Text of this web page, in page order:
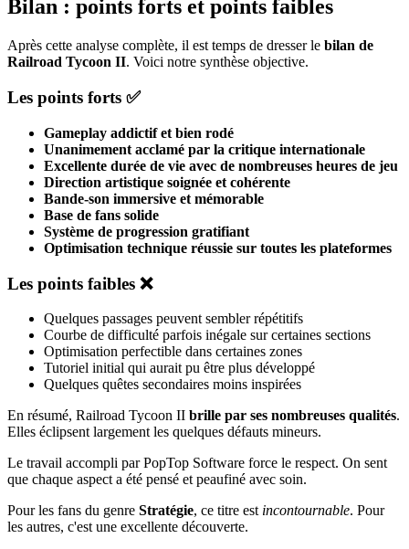
Bilan : points forts et points faibles
Après cette analyse complète, il est temps de dresser le bilan de
Railroad Tycoon II. Voici notre synthèse objective.
Les points forts ✅
Gameplay addictif et bien rodé
Unanimement acclamé par la critique internationale
Excellente durée de vie avec de nombreuses heures de jeu
Direction artistique soignée et cohérente
Bande-son immersive et mémorable
Base de fans solide
Système de progression gratifiant
Optimisation technique réussie sur toutes les plateformes
Les points faibles ❌
Quelques passages peuvent sembler répétitifs
Courbe de difficulté parfois inégale sur certaines sections
Optimisation perfectible dans certaines zones
Tutoriel initial qui aurait pu être plus développé
Quelques quêtes secondaires moins inspirées
En résumé, Railroad Tycoon II brille par ses nombreuses qualités.
Elles éclipsent largement les quelques défauts mineurs.
Le travail accompli par PopTop Software force le respect. On sent
que chaque aspect a été pensé et peaufiné avec soin.
Pour les fans du genre Stratégie, ce titre est incontournable. Pour
les autres, c'est une excellente découverte.